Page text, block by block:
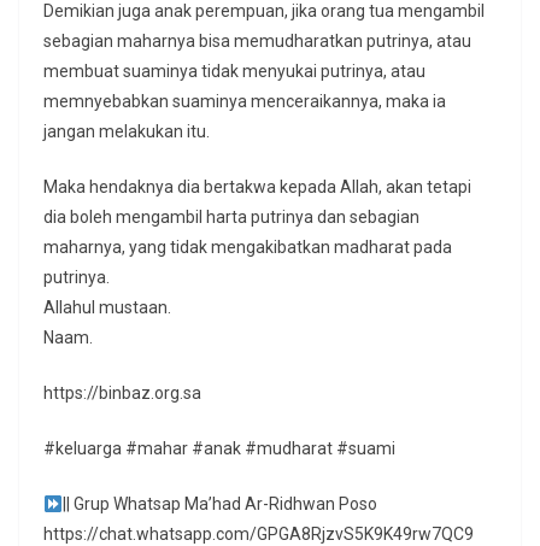
Demikian juga anak perempuan, jika orang tua mengambil
sebagian maharnya bisa memudharatkan putrinya, atau
membuat suaminya tidak menyukai putrinya, atau
memnyebabkan suaminya menceraikannya, maka ia
jangan melakukan itu.
Maka hendaknya dia bertakwa kepada Allah, akan tetapi
dia boleh mengambil harta putrinya dan sebagian
maharnya, yang tidak mengakibatkan madharat pada
putrinya.
Allahul mustaan.
Naam.
https://binbaz.org.sa
#keluarga #mahar #anak #mudharat #suami
|| Grup Whatsap Ma’had Ar-Ridhwan Poso
https://chat.whatsapp.com/GPGA8RjzvS5K9K49rw7QC9